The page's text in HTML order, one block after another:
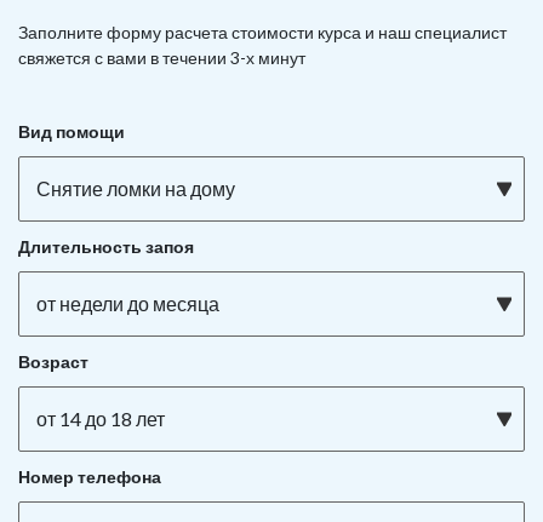
Заполните форму расчета стоимости курса и наш специалист
свяжется с вами в течении 3-х минут
Вид помощи
Снятие ломки на дому
Длительность запоя
от недели до месяца
Возраст
от 14 до 18 лет
Номер телефона